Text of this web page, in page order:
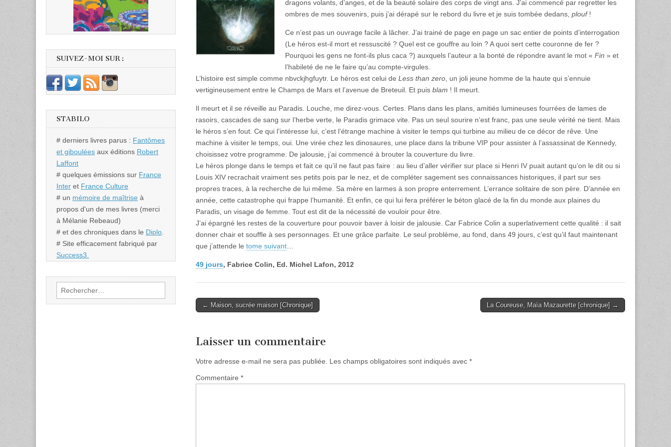
dragons volants, d’anges, et de la beauté solaire des corps de vingt ans. J’ai commencé par regretter les
ombres de mes souvenirs, puis j’ai dérapé sur le rebord du livre et je suis tombée dedans, plouf!
Ce n’est pas un ouvrage facile à lâcher. J’ai trainé de page en page un sac entier de points d’interrogation
(Le héros est-il mort et ressuscité ? Quel est ce gouffre au loin ? A quoi sert cette couronne de fer ?
Pourquoi les gens ne font-ils plus caca ?) auxquels l’auteur a la bonté de répondre avant le mot « Fin » et
l’habileté de ne le faire qu’au compte-virgules.
L’histoire est simple comme nbvckjhgfuytr. Le héros est celui de Less than zero , un joli jeune homme de la haute qui s’ennuie
vertigineusement entre le Champs de Mars et l’avenue de Breteuil. Et puis blam ! Il meurt.
Il meurt et il se réveille au Paradis. Louche, me direz-vous. Certes. Plans dans les plans, amitiés lumineuses fourrées de lames de
rasoirs, cascades de sang sur l’herbe verte, le Paradis grimace vite. Pas un seul sourire n’est franc, pas une seule vérité ne tient. Mais
le héros s’en fout. Ce qui l’intéresse lui, c’est l’étrange machine à visiter le temps qui turbine au milieu de ce décor de rêve. Une
machine à visiter le temps, oui. Une virée chez les dinosaures, une place dans la tribune VIP pour assister à l’assassinat de Kennedy,
choisissez votre programme. De jalousie, j’ai commencé à brouter la couverture du livre.
Le héros plonge dans le temps et fait ce qu’il ne faut pas faire : au lieu d’aller vérifier sur place si Henri IV puait autant qu’on le dit ou si
Louis XIV recrachait vraiment ses petits pois par le nez, et de compléter sagement ses connaissances historiques, il part sur ses
propres traces, à la recherche de lui même. Sa mère en larmes à son propre enterrement. L’errance solitaire de son père. D’année en
année, cette catastrophe qui frappe l’humanité. Et enfin, ce qui lui fera préférer le béton glacé de la fin du monde aux plaines du
Paradis, un visage de femme. Tout est dit de la nécessité de vouloir pour être.
J’ai épargné les restes de la couverture pour pouvoir baver à loisir de jalousie. Car Fabrice Colin a superlativement cette qualité : il sait
donner chair et souffle à ses personnages. Et une grâce parfaite. Le seul problème, au fond, dans 49 jours, c’est qu’il faut maintenant
que j’attende le tome suivant
49 jours, Fabrice Colin, Ed. Michel Lafon, 2012
Post
← Maison, sucrée maison [Chronique] La Coureuse, Maïa Mazaurette [chronique] →
Laisser un commentaire
Votre adresse e-mail ne sera pas publiée. Les champs obligatoires sont indiqués avec *
Commentaire *
SUIVEZ-MOI SUR :
STABILO
# derniers livres parus : Fantômes
et giboulées aux éditions Robert
Laffont
# quelques émissions sur France
Inter et France Culture
# un mémoire de maîtrise à
propos d'un de mes livres (merci
à Mélanie Rebeaud)
# et des chroniques dans le Diplo
# Site efficacement fabriqué par
Success3.
Rechercher :